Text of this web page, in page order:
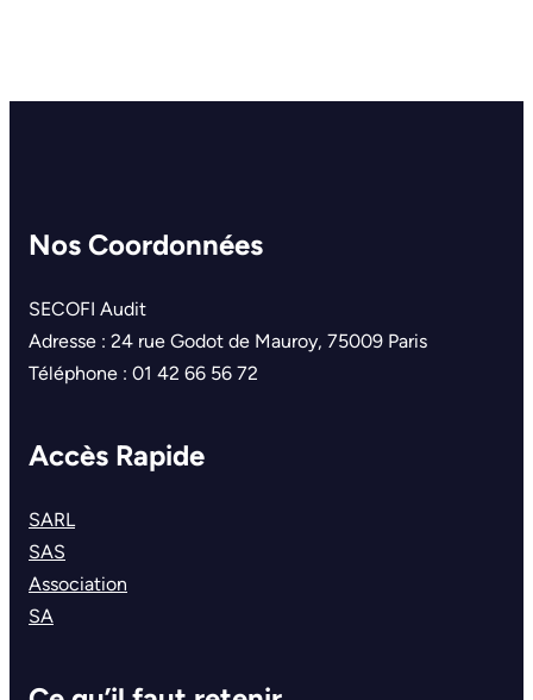
Nos Coordonnées
SECOFI Audit
Adresse : 24 rue Godot de Mauroy, 75009 Paris
Téléphone : 01 42 66 56 72
Accès Rapide
SARL
SAS
Association
SA